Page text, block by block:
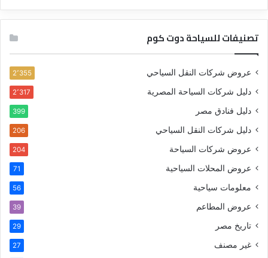
تصنيفات للسياحة دوت كوم
عروض شركات النقل السياحي 2٬355
دليل شركات السياحة المصرية 2٬317
دليل فنادق مصر 399
دليل شركات النقل السياحي 206
عروض شركات السياحة 204
عروض المحلات السياحية 71
معلومات سياحية 56
عروض المطاعم 39
تاريخ مصر 29
غير مصنف 27